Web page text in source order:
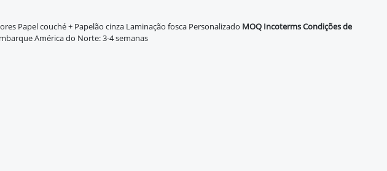
Papel couché + Papelão cinza Laminação fosca Personalizado MOQ IncotermsCondições de
América do Norte: 3-4 semanas